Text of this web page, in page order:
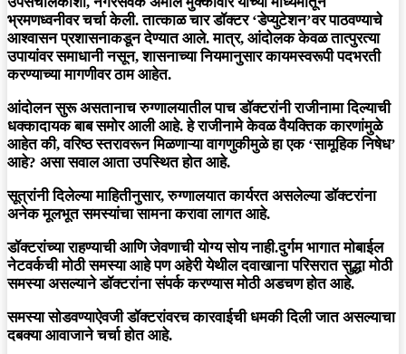
भ्रमणध्वनीवर चर्चा केली. तात्काळ चार डॉक्टर ‘डेप्युटेशन’वर पाठवण्याचे
आश्वासन प्रशासनाकडून देण्यात आले. मात्र, आंदोलक केवळ तात्पुरत्या
उपायांवर समाधानी नसून, शासनाच्या नियमानुसार कायमस्वरूपी पदभरती
करण्याच्या मागणीवर ठाम आहेत.
आंदोलन सुरू असतानाच रुग्णालयातील पाच डॉक्टरांनी राजीनामा दिल्याची
धक्कादायक बाब समोर आली आहे. हे राजीनामे केवळ वैयक्तिक कारणांमुळे
आहेत की, वरिष्ठ स्तरावरून मिळणाऱ्या वागणुकीमुळे हा एक ‘सामूहिक निषेध’
आहे? असा सवाल आता उपस्थित होत आहे.
सूत्रांनी दिलेल्या माहितीनुसार, रुग्णालयात कार्यरत असलेल्या डॉक्टरांना
अनेक मूलभूत समस्यांचा सामना करावा लागत आहे.
डॉक्टरांच्या राहण्याची आणि जेवणाची योग्य सोय नाही.दुर्गम भागात मोबाईल
नेटवर्कची मोठी समस्या आहे पण अहेरी येथील दवाखाना परिसरात सुद्धा मोठी
समस्या असल्याने डॉक्टरांना संपर्क करण्यास मोठी अडचण होत आहे.
समस्या सोडवण्याऐवजी डॉक्टरांवरच कारवाईची धमकी दिली जात असल्याचा
दबक्या आवाजाने चर्चा होत आहे.